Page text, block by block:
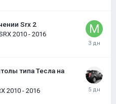
Srx 2
2010 - 2016
типа Тесла на
2010 - 2016